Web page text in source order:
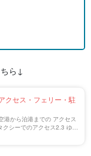
ら↓
クセス・フェリー・駐
港から泊港までの アクセス
シーでのアクセス2.3 ゆい